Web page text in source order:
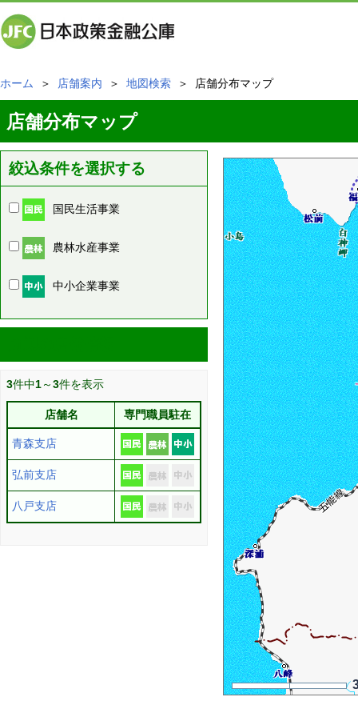
ホーム ＞ 店舗案内 ＞ 地図検索 ＞ 店舗分布マップ
店舗分布マップ
絞込条件を選択する
国民生活事業
農林水産事業
中小企業事業
3件中1～3件を表示
店舗名 専門職員駐在
青森支店
弘前支店
八戸支店